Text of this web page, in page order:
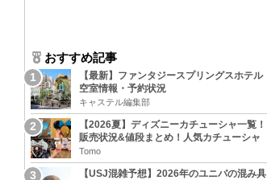
おすすめ記事
【最新】ファンタジースプリングスホテル
空室情報・予約状況
キャステル編集部
【2026夏】ディズニーカチューシャ一覧！
販売状況&値段まとめ！人気カチューシャ
をチェック
Tomo
【USJ混雑予想】2026年のユニバの混み具